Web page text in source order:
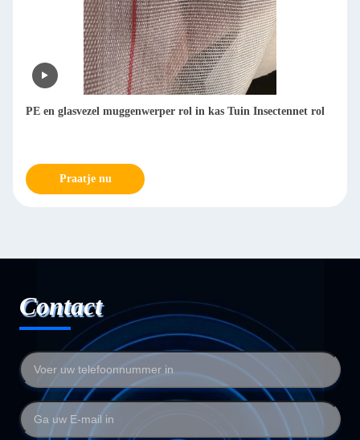
PE en glasvezel muggenwerper rol in kas Tuin Insectennet rol
Praatje nu
Contact